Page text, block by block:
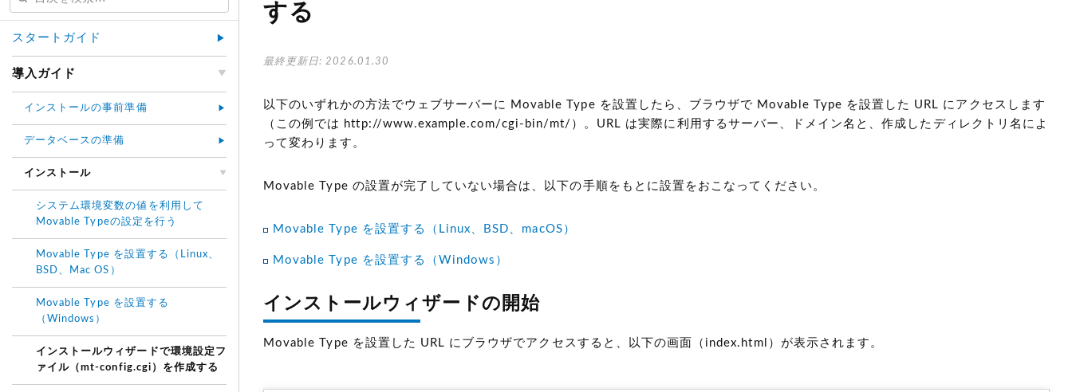
する
最終更新日: 2026.01.30
以下のいずれかの方法でウェブサーバーに Movable Type を設置したら、ブラウザで Movable Type を設置した URL にアクセスします
（この例では http://www.example.com/cgi-bin/mt/）。URL は実際に利用するサーバー、ドメイン名と、作成したディレクトリ名によ
って変わります。
Movable Type の設置が完了していない場合は、以下の手順をもとに設置をおこなってください。
Movable Type を設置する（Linux、BSD、macOS）
Movable Type を設置する（Windows）
インストールウィザードの開始
Movable Type を設置した URL にブラウザでアクセスすると、以下の画面（index.html）が表示されます。
スタートガイド
導入ガイド
インストールの事前準備
データベースの準備
インストール
システム環境変数の値を利用して
Movable Typeの設定を行う
Movable Type を設置する（Linux、
BSD、Mac OS）
Movable Type を設置する
（Windows）
インストールウィザードで環境設定フ
ァイル（mt-config.cgi）を作成する